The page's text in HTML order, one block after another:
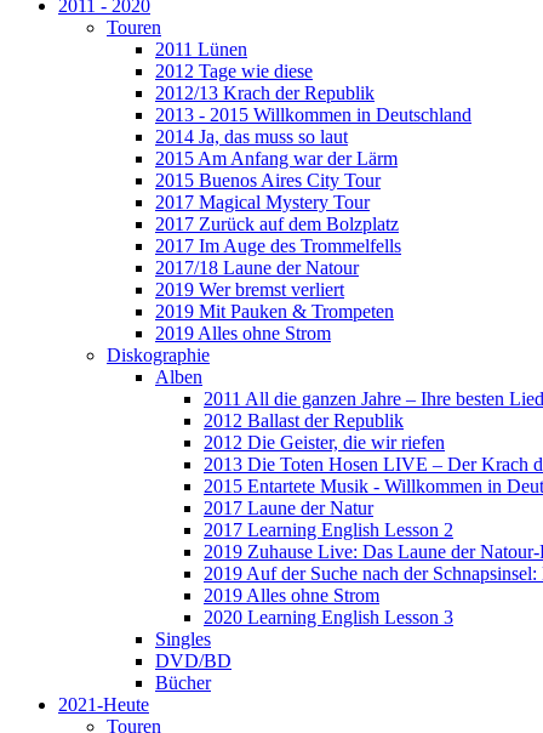
2011 - 2020
Touren
2011 Lünen
2012 Tage wie diese
2012/13 Krach der Republik
2013 - 2015 Willkommen in Deutschland
2014 Ja, das muss so laut
2015 Am Anfang war der Lärm
2015 Buenos Aires City Tour
2017 Magical Mystery Tour
2017 Zurück auf dem Bolzplatz
2017 Im Auge des Trommelfells
2017/18 Laune der Natour
2019 Wer bremst verliert
2019 Mit Pauken & Trompeten
2019 Alles ohne Strom
Diskographie
Alben
2011 All die ganzen Jahre – Ihre besten
2012 Ballast der Republik
2012 Die Geister, die wir riefen
2013 Die Toten Hosen LIVE – Der Krach
2015 Entartete Musik - Willkommen in
2017 Laune der Natur
2017 Learning English Lesson 2
2019 Zuhause Live: Das Laune der
2019 Auf der Suche nach der
2019 Alles ohne Strom
2020 Learning English Lesson 3
Singles
DVD/BD
Bücher
2021-Heute
Touren